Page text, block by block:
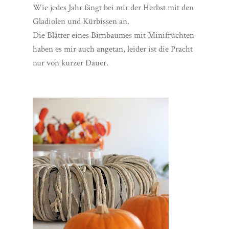
Wie jedes Jahr fängt bei mir der Herbst mit den
Gladiolen und Kürbissen an.
Die Blätter eines Birnbaumes mit Minifrüchten
haben es mir auch angetan, leider ist die Pracht
nur von kurzer Dauer.